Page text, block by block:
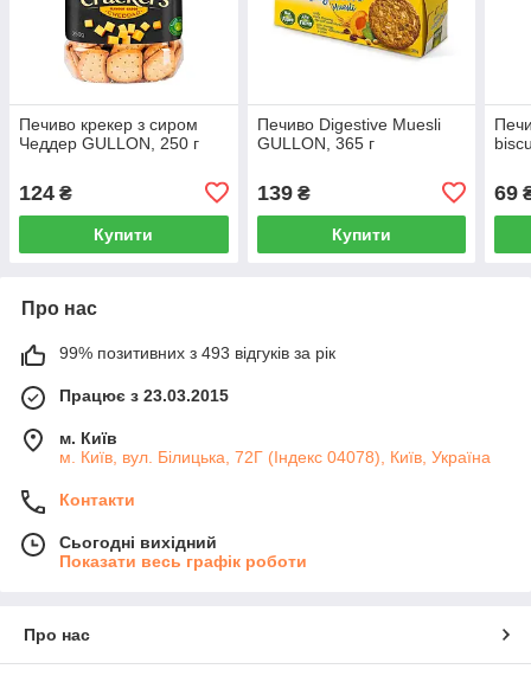
Печиво крекер з сиром
Чеддер GULLON, 250 г
124 ₴
Купити
Печиво Digestive Muesli
GULLON, 365 г
139₴
Купити
69
Про нас
99% позитивних з 493 відгуків за рік
Працює з 23.03.2015
м. Київ
м. Київ, вул. Білицька, 72Г (Індекс 04078), Київ, Україна
Контакти
Сьогодні вихідний
Показати весь графік роботи
Про нас